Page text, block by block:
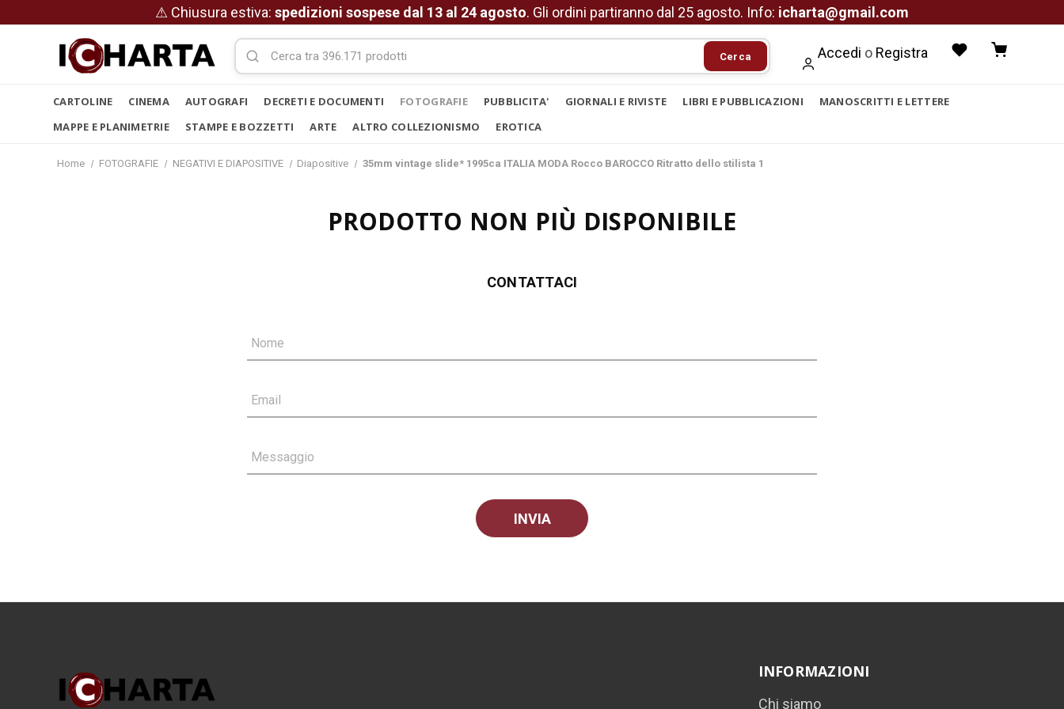
⚠ Chiusura estiva: spedizioni sospese dal 13 al 24 agosto. Gli ordini partiranno dal 25 agosto. Info: icharta@gmail.com
Cerca Accedi o Registra
CARTOLINE CINEMA AUTOGRAFI DECRETI E DOCUMENTI FOTOGRAFIE PUBBLICITA' GIORNALI E RIVISTE LIBRI E PUBBLICAZIONI
MANOSCRITTI E LETTERE
MAPPE E PLANIMETRIE
STAMPE E BOZZETTI ARTE ALTRO COLLEZIONISMO EROTICA
Home FOTOGRAFIE NEGATIVI E DIAPOSITIVE Diapositive 35mm vintage slide* 1995ca ITALIA MODA Rocco BAROCCO Ritratto dello stilista 1
PRODOTTO NON PIÙ DISPONIBILE
CONTATTACI
Nome
Email
Messaggio
INFORMAZIONI
Chi siamo